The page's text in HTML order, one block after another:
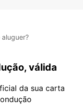
válida
da sua carta